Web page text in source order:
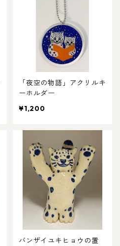
「夜空の物語」アクリルキ
ーホルダー
¥1,200
バンザイユキヒョウの置